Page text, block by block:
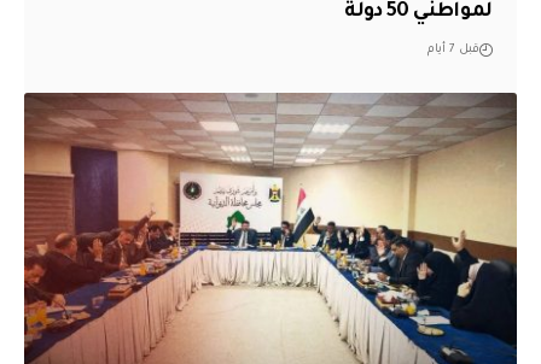
لمواطني 50 دولة
قبل 7 أيام